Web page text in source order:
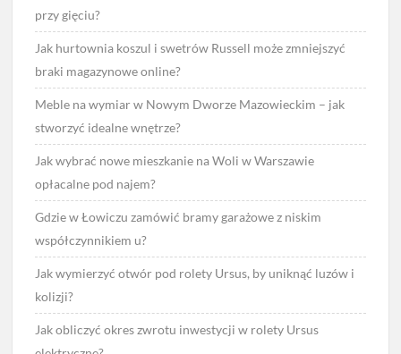
przy gięciu?
Jak hurtownia koszul i swetrów Russell może zmniejszyć
braki magazynowe online?
Meble na wymiar w Nowym Dworze Mazowieckim – jak
stworzyć idealne wnętrze?
Jak wybrać nowe mieszkanie na Woli w Warszawie
opłacalne pod najem?
Gdzie w Łowiczu zamówić bramy garażowe z niskim
współczynnikiem u?
Jak wymierzyć otwór pod rolety Ursus, by uniknąć luzów i
kolizji?
Jak obliczyć okres zwrotu inwestycji w rolety Ursus